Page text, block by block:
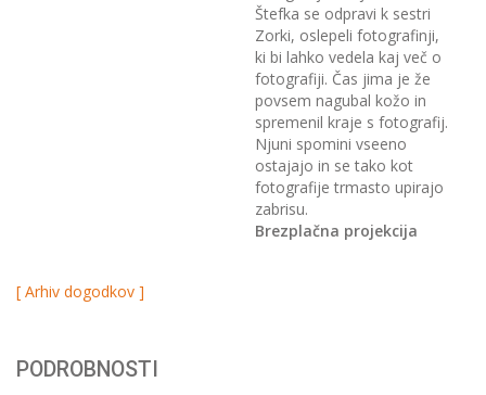
Štefka se odpravi k sestri
Zorki, oslepeli fotografinji,
ki bi lahko vedela kaj več o
fotografiji. Čas jima je že
povsem nagubal kožo in
spremenil kraje s fotografij.
Njuni spomini vseeno
ostajajo in se tako kot
fotografije trmasto upirajo
zabrisu.
Brezplačna projekcija
[ Arhiv dogodkov ]
PODROBNOSTI